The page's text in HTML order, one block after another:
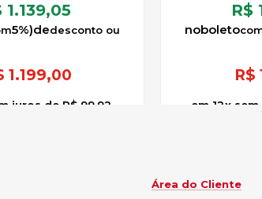
1.139,05
de
5%)
1.199,00
de R$ 99,92
juros
R$
noboleto
R$
12x sem
Área do Cliente